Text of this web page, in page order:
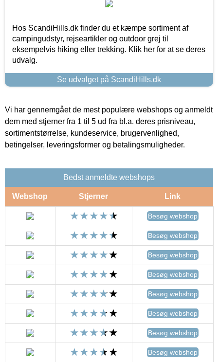
Hos ScandiHills.dk finder du et kæmpe sortiment af
campingudstyr, rejseartikler og outdoor grej til
eksempelvis hiking eller trekking. Klik her for at se deres
udvalg.
Se udvalget på ScandiHills.dk
Vi har gennemgået de mest populære webshops og anmeldt
dem med stjerner fra 1 til 5 ud fra bl.a. deres prisniveau,
sortimentstørrelse, kundeservice, brugervenlighed,
betingelser, leveringsformer og betalingsmuligheder.
Bedst anmeldte webshops
Webshop Stjerner Link
Besøg webshop
Besøg webshop
Besøg webshop
Besøg webshop
Besøg webshop
Besøg webshop
Besøg webshop
Besøg webshop